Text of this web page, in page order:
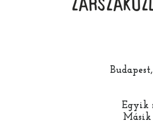
Egyik
Másik